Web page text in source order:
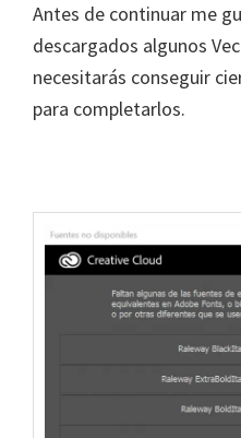
Antes de continuar me
descargados algunos
necesitarás conseguir
para completarlos.